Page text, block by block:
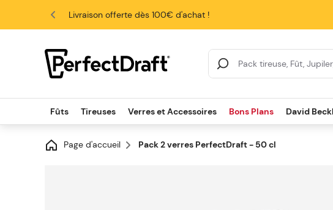
Livraison offerte dès 100€ d'achat !
Search Results
Fûts Tireuses Verres et Accessoires Bons Plans David
Page d'accueil Pack 2 verres PerfectDraft - 50 cl